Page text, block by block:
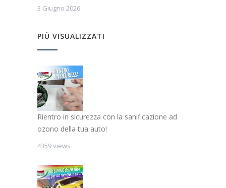
3 Giugno 2026
PIÙ VISUALIZZATI
Rientro in sicurezza con la sanificazione ad
ozono della tua auto!
4359 views